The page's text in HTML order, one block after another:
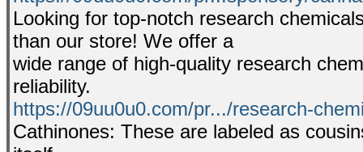
Looking for top-notch research
than our store! We offer a
wide range of high-quality research
reliability.
https://09uu0u0.com/pr.../research-
Cathinones: These are labeled as